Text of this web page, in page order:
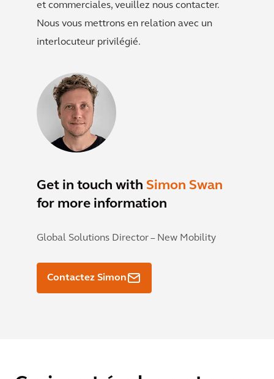
et commerciales, veuillez nous contacter.
Nous vous mettrons en relation avec un
interlocuteur privilégié.
Get in touch with Simon Swan
for more information
Global Solutions Director – New Mobility
Contactez Simon